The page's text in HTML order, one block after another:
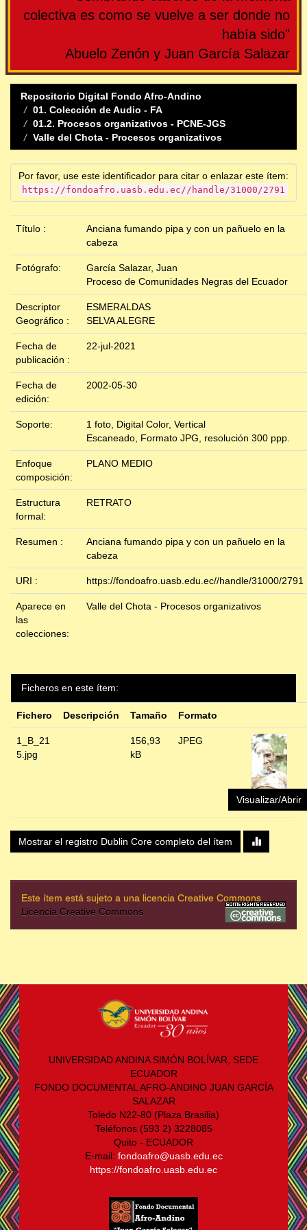
colectiva es como se vuelve a ser donde no
había sido"
Abuelo Zenón y Juan García Salazar
Repositorio Digital Fondo Afro-Andino
01. Colección de Audio - FA
01.2. Procesos organizativos - PCNE-JGS
Valle del Chota - Procesos organizativos
Por favor, use este identificador para citar o enlazar este ítem:
https://fondoafro.uasb.edu.ec//handle/31000/2791
Título :
Anciana fumando pipa y con un pañuelo en la
cabeza
Fotógrafo:
García Salazar, Juan
Proceso de Comunidades Negras del Ecuador
Descriptor
Geográfico :
ESMERALDAS
SELVA ALEGRE
Fecha de
publicación :
22-jul-2021
Fecha de
edición:
2002-05-30
Soporte:
1 foto, Digital Color, Vertical
Escaneado, Formato JPG, resolución 300 ppp.
Enfoque
composición:
PLANO MEDIO
Estructura
formal:
RETRATO
Resumen :
Anciana fumando pipa y con un pañuelo en la
cabeza
URI : https://fondoafro.uasb.edu.ec//handle/31000/2791
Aparece en
las
colecciones:
Valle del Chota - Procesos organizativos
Ficheros en este ítem:
Fichero Descripción Tamaño Formato
1_B_21
5.jpg
156,93
kB
JPEG
Visualizar/Abrir
Mostrar el registro Dublin Core completo del ítem
Este ítem está sujeto a una licencia Creative Commons
Licencia Creative Commons
UNIVERSIDAD ANDINA SIMÓN BOLÍVAR, SEDE
ECUADOR
FONDO DOCUMENTAL AFRO-ANDINO JUAN GARCÍA
SALAZAR
Toledo N22-80 (Plaza Brasilia)
Teléfonos (593 2) 3228085
Quito - ECUADOR
E-mail: fondoafro@uasb.edu.ec
https://fondoafro.uasb.edu.ec